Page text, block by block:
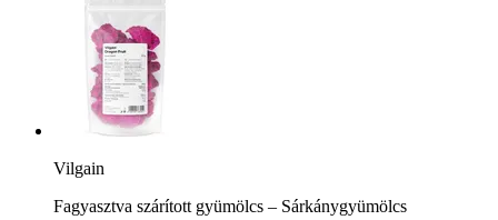
Vilgain
Fagyasztva szárított gyümölcs – Sárkánygyümölcs